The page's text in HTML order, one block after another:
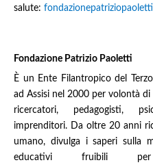
salute:
Fondazione Patrizio Paoletti
È un Ente Filantropico del
ad Assisi nel 2000 per volontà
ricercatori, pedagogisti,
imprenditori. Da oltre 20 anni
umano, divulga i saperi sulla
educativi fruibili